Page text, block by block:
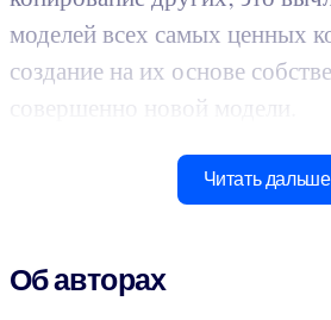
моделей всех самых ценных
создание на их основе
совершенно новой модели.
Читать дальше
Об авторах